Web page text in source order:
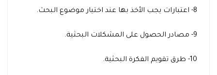
8- اعتبارات يجب الأخذ بها عند اختيار موضوع البحث.
9- مصادر الحصول على المشكلات البحثية.
10- طرق تقويم الفكرة البحثية.